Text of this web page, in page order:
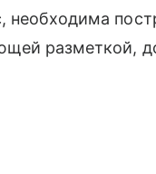
необходима
разметкой,